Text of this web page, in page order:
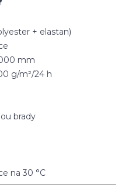
+ elastan)
mm
g/m²/24 h
brady
na 30 °C